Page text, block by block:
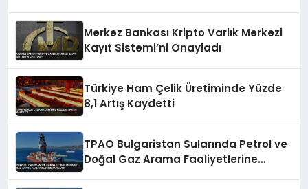
Merkez Bankası Kripto Varlık Merkezi
Kayıt Sistemi’ni Onayladı
Türkiye Ham Çelik Üretiminde Yüzde
8,1 Artış Kaydetti
TPAO Bulgaristan Sularında Petrol ve
Doğal Gaz Arama Faaliyetlerine